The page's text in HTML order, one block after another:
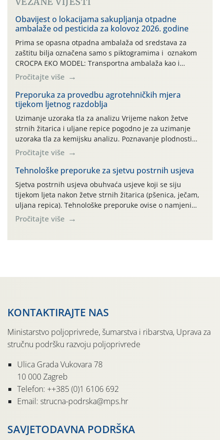
Obavijest o lokacijama sakupljanja otpadne
ambalaže od pesticida za kolovoz 2026. godine
Prima se opasna otpadna ambalaža od sredstava za
zaštitu bilja označena samo s piktogramima i oznakom
CROCPA EKO MODEL: Transportna ambalaža kao i
ambalaža drugih proizvoda koji nisu sredstva za zaštitu
bilja (npr. ambalaža od mineralnih gnojiva,) se ne
prihvaća. Korisnicima je osiguran besplatni povrat
prazne ambalaže isključivo ovih tvrtki: AGROCHEM-MAKS,
AGRONOM, ALBAUGH TKI* (PINUS […]
Pročitajte više
Preporuka za provedbu agrotehničkih mjera
tijekom ljetnog razdoblja
Uzimanje uzoraka tla za analizu Vrijeme nakon žetve
strnih žitarica i uljane repice pogodno je za uzimanje
uzoraka tla za kemijsku analizu. Poznavanje plodnosti
parcele temelj je za pravilnu gnojidbu. Samo
izbalansiranom i pravodobnom gnojidbom možemo
osigurati dobre prinose zadovoljavajuće kvalitete. Zbog
nepoznavanja opskrbljenosti tla i njegove reakcije često
se u praksi događa da radi […]
Pročitajte više
Tehnološke preporuke za sjetvu postrnih usjeva
Sjetva postrnih usjeva obuhvaća usjeve koji se siju
tijekom ljeta nakon žetve strnih žitarica (pšenica, ječam,
uljana repica). Tehnološke preporuke ovise o namjeni
usjeva, odnosno proizvodi li se krma, zrno, zelena
gnojidba ili služi kao pokrovni usjev. Najvažniji
Pročitajte više
KONTAKTIRAJTE NAS
Ministarstvo poljoprivrede, šumarstva i ribarstva, Uprava za
stručnu podršku razvoju poljoprivrede
Ulica Grada Vukovara 78
10 000 Zagreb
Telefon: ++385 (0)1 6106 692
Email: strucna-podrska@mps.hr
SAVJETODAVNA PODRŠKA